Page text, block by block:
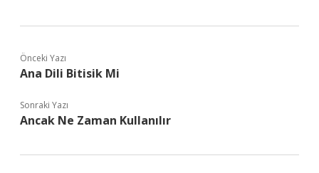
Önceki Yazı
Ana Dili Bitisik Mi
Sonraki Yazı
Ancak Ne Zaman Kullanılır